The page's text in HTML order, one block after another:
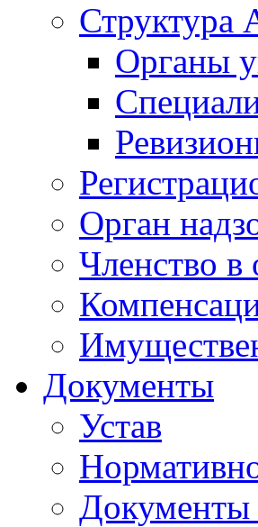
Органы
Орган
Членство в
Документы
Устав
Документы